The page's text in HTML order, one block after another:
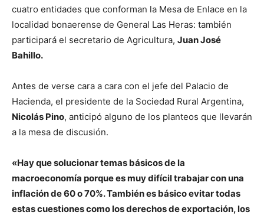
cuatro entidades que conforman la Mesa de Enlace en la
localidad bonaerense de General Las Heras: también
participará el secretario de Agricultura, Juan José
Bahillo.
Antes de verse cara a cara con el jefe del Palacio de
Hacienda, el presidente de la Sociedad Rural Argentina,
Nicolás Pino, anticipó alguno de los planteos que llevarán
a la mesa de discusión.
«Hay que solucionar temas básicos de la
macroeconomía porque es muy difícil trabajar con una
inflación de 60 o 70%. También es básico evitar todas
estas cuestiones como los derechos de exportación, los